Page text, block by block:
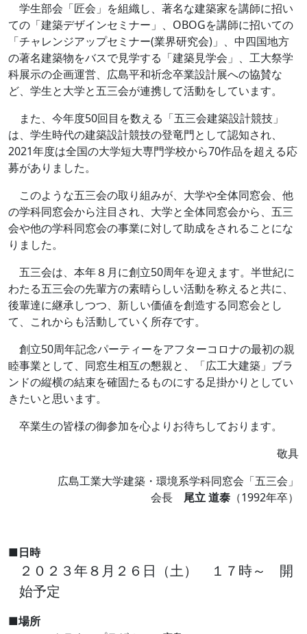
学生部会「匠会」を組織し、著名な建築家を講師に招い
ての「建築デザインセミナー」、OBOGを講師に招いての
「チャレンジアップセミナー(業界研究会)」、中四国地方
の著名建築物をバスで見学する「建築見学会」、工大祭学
科展示の企画運営、広島平和祈念卒業設計展への協賛な
ど、学生と大学と五三会が連携して活動をしています。
また、今年度50回目を数える「五三会建築設計競技」
は、学生時代の建築設計競技の登竜門として認知され、
2021年度は全国の大学短大専門学校から70作品を超える応
募がありました。
このような五三会の取り組みが、大学や全体同窓会、他
の学科同窓会から注目され、大学と全体同窓会から、五三
会や他の学科同窓会の事業に対して助成をされることにな
りました。
五三会は、本年８月に創立50周年を迎えます。半世紀に
わたる五三会の先輩方の素晴らしい活動を称えると共に、
後輩達に継承しつつ、新しい価値を創造する同窓会とし
て、これからも活動していく所存です。
創立50周年記念パーティーをアフターコロナの最初の親
睦事業として、同窓生相互の懇親と、「広工大建築」ブラ
ンドの縦横の結束を確固たるものにする足掛かりとしてい
きたいと思います。
卒業生の皆様の御参加を心よりお待ちしております。
敬具
広島工業大学建築・環境系学科同窓会「五三会」
会長 尾立 道泰 （1992年卒）
■日時
２０２３年８月２６日（土） １７時～ 開
始予定
■場所